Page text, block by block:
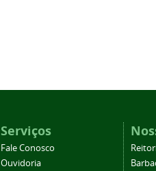
Serviços
Fale Conosco
Ouvidoria